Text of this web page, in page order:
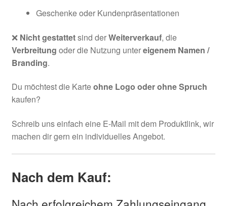
Geschenke oder Kundenpräsentationen
❌ Nicht gestattetsind derWeiterverkauf, die
Verbreitung oder die Nutzung untereigenem Namen /
Branding.
Du möchtest die Karteohne Logo oder ohne Spruch
kaufen?
Schreib uns einfach eine E-Mail mit dem Produktlink, wir
machen dir gern ein individuelles Angebot.
Nach dem Kauf: